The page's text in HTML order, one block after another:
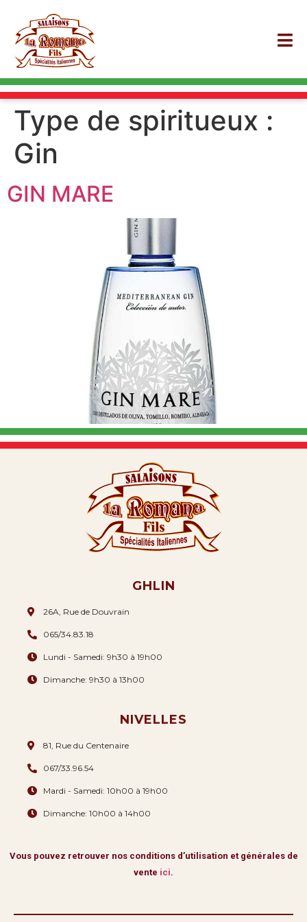
Type de spiritueux :
Gin
GIN MARE
GHLIN
26A, Rue de Douvrain
065/34.83.18
Lundi - Samedi: 9h30 à 19h00
Dimanche: 9h30 à 13h00
NIVELLES
81, Rue du Centenaire
067/33.96.54
Mardi - Samedi: 10h00 à 19h00
Dimanche: 10h00 à 14h00
Vous pouvez retrouver nos conditions d’utilisation et générales de
vente ici.